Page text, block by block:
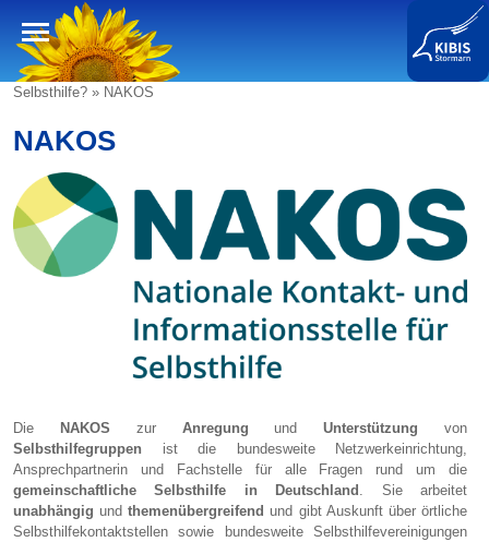
FINANZIELLE FÖRDERUNG 2026
NAKOS
DEUTSCHE ARBEITSGEMEINSCHAFT
SELBSTHILFE E. V.
NETZWERKE & IDEEN
KONTAKT & KRISENHILFE
VERANSTALTUNGEN & WORKSHOPS
Selbsthilfe? » NAKOS
NAKOS
Die NAKOS zur Anregung undUnterstützung von
Selbsthilfegruppen ist die bundesweite Netzwerkeinrichtung,
Ansprechpartnerin und Fachstelle für alle Fragen rund um die
gemeinschaftliche Selbsthilfe in Deutschland
. Sie arbeitet
unabhängig undthemenübergreifend und gibt Auskunft über örtliche
Selbsthilfekontaktstellen sowie bundesweite Selbsthilfevereinigungen